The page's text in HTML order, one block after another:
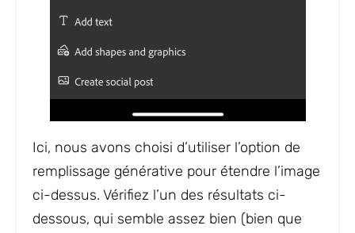
Ici, nous avons choisi d’utiliser l’option de
remplissage générative pour étendre l’image
ci-dessus. Vérifiez l’un des résultats ci-
dessous, qui semble assez bien (bien que